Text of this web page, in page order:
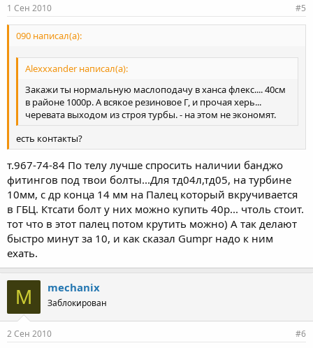
1 Сен 2010 #5
090 написал(а):
Alexxxander написал(а):
Закажи ты нормальную маслоподачу в ханса флекс.... 40см
в районе 1000р. А всякое резиновое Г, и прочая херь...
черевата выходом из строя турбы. - на этом не экономят.
есть контакты?
т.967-74-84 По телу лучше спросить наличии банджо
фитингов под твои болты...Для тд04л,тд05, на турбине
10мм, с др конца 14 мм на Палец который вкручивается
в ГБЦ. Ктсати болт у них можно купить 40р... чтоль стоит.
тот что в этот палец потом крутить можно) А так делают
быстро минут за 10, и как сказал Gumpr надо к ним
ехать.
M mechanix
Заблокирован
2 Сен 2010 #6